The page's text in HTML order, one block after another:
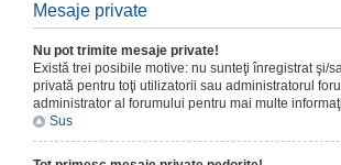
Mesaje private
Nu pot trimite mesaje private!
Există trei posibile motive: nu sunteţi înregistrat şi/
privată pentru toţi utilizatorii sau administratorul
administrator al forumului pentru mai multe
Sus